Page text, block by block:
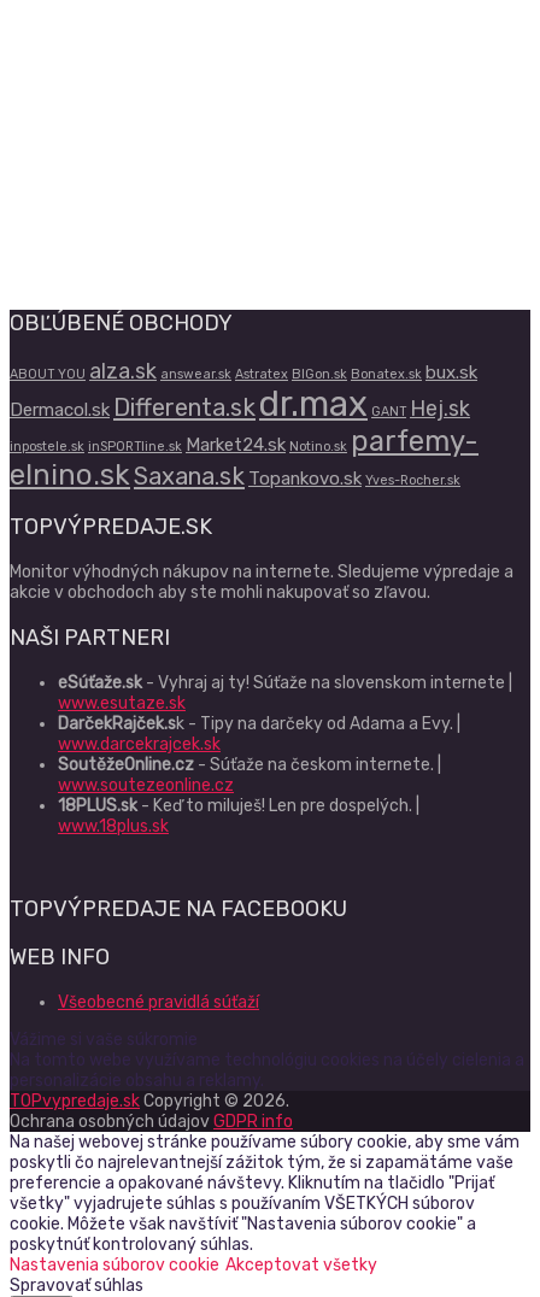
OBĽÚBENÉ OBCHODY
ABOUT YOU alza.sk answear.sk Astratex BIGon.sk Bonatex.sk bux.sk
Dermacol.sk Differenta.skdr.max GANT Hej.sk
inpostele.sk inSPORTline.sk Market24.sk Notino.sk parfemy-
elnino.skSaxana.sk Topankovo.sk Yves-Rocher.sk
TOPVÝPREDAJE.SK
Monitor výhodných nákupov na internete. Sledujeme výpredaje a
akcie v obchodoch aby ste mohli nakupovať so zľavou.
NAŠI PARTNERI
eSúťaže.sk- Vyhraj aj ty! Súťaže na slovenskom internete |
www.esutaze.sk
DarčekRajček.sk - Tipy na darčeky od Adama a Evy. |
www.darcekrajcek.sk
SoutěžeOnline.cz - Súťaže na českom internete. |
www.soutezeonline.cz
18PLUS.sk- Keď to miluješ! Len pre dospelých. |
www.18plus.sk
TOPVÝPREDAJE NA FACEBOOKU
WEB INFO
Všeobecné pravidlá súťaží
Vážime si vaše súkromie
Na tomto webe využívame technológiu cookies na účely cielenia a
personalizácie obsahu a reklamy.
TOPvypredaje.skCopyright © 2026.
Ochrana osobných údajovGDPR info
Na našej webovej stránke používame súbory cookie, aby sme vám
poskytli čo najrelevantnejší zážitok tým, že si zapamätáme vaše
preferencie a opakované návštevy. Kliknutím na tlačidlo "Prijať
všetky" vyjadrujete súhlas s používaním VŠETKÝCH súborov
cookie. Môžete však navštíviť "Nastavenia súborov cookie" a
poskytnúť kontrolovaný súhlas.
Nastavenia súborov cookie Akceptovat všetky
Spravovať súhlas